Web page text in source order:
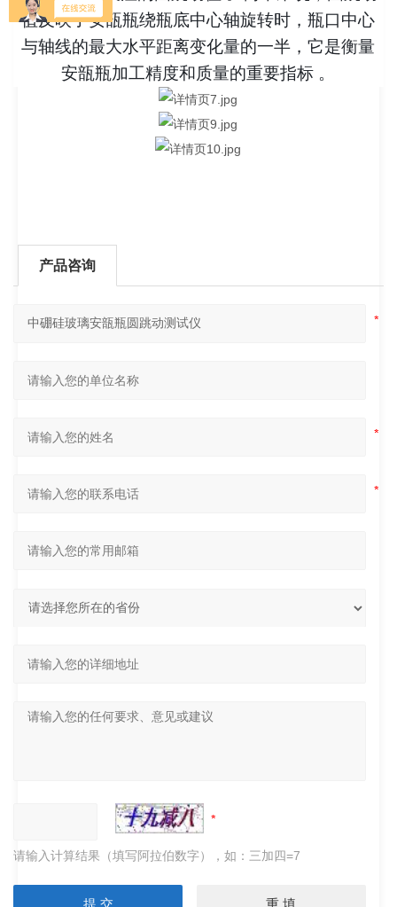
值反映了安瓿瓶绕瓶底中心轴旋转时，瓶口中心
与轴线的最大水平距离变化量的一半，它是衡量
安瓿瓶加工精度和质量的重要指标 。
产品咨询
请输入计算结果（填写阿拉伯数字），如：三加四=7